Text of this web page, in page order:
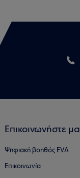
Επικοινωνήστε
Ψηφιακή βοηθός EVA
Επικοινωνία